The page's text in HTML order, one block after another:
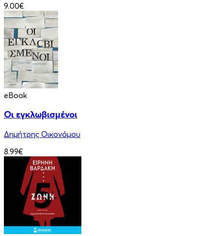
9.00€
eBook
Οι εγκλωβισμένοι
Δημήτρης Οικονόμου
8.99€